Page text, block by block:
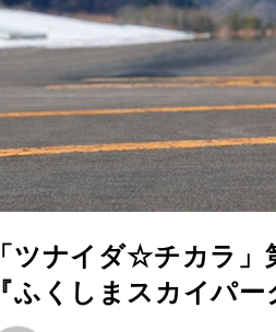
「ツナイダ☆チカラ」
『ふくしまスカイパー